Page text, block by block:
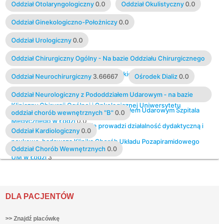
Oddział Otolaryngologiczny 0.0 Oddział Okulistyczny 0.0
Oddział Ginekologiczno-Położniczy 0.0
Oddział Urologiczny 0.0
Oddział Chirurgiczny Ogólny - Na bazie Oddziału Chirurgicznego
Ogólnego Szpitala im. Marii Skłodowskiej-Curie w Zgierzu
Kliniczny Chirurgii Ogólnej i Onkologicznej Uniwersytetu
Medycznego w Łodzi0.0
Oddział Neurochirurgiczny 3.66667 Ośrodek Dializ 0.0
Oddział Neurologiczny z Pododdziałem Udarowym - na bazie
Oddziału Neurologicznego z Pododdziałem Udarowym Szpitala
im. Marii Skłodowskiej-Curie prowadzi działalność dydaktyczną i
naukowo-badawczą Klinika Chorób Układu Pozapiramidowego
UM w Łodzi3
oddział chorób wewnętrznych "B" 0.0
Oddział Kardiologiczny 0.0
Oddział Chorób Wewnętrznych 0.0
DLA PACJENTÓW
>> Znajdź placówkę